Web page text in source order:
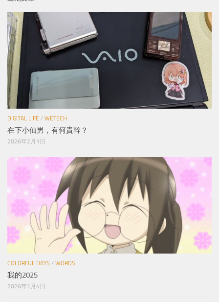
DIGITAL LIFE / WETECH
在下小仙男，有何貴幹？
2026年2月1日
COLORFUL DAYS / WORDS
我的2025
2026年1月4日